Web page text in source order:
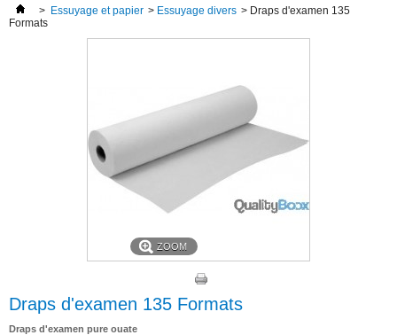
> Essuyage et papier > Essuyage divers > Draps d'examen 135
Formats
ZOOM
Draps d'examen 135 Formats
Draps d'examen pure ouate